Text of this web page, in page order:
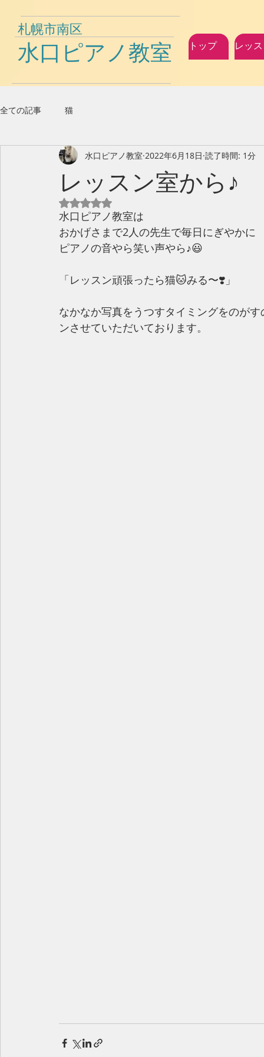
札幌市南区
水口ピアノ教室 トップ レッ
全ての記事 猫
レッスン室から♪
水口ピアノ教室 2022年6月18日 読了時間: 1分
5つ星のうちNaNと評価されています。
水口ピアノ教室は
おかげさまで2人の先生で毎日にぎやかに
ピアノの音やら笑い声やら♪😃
「レッスン頑張ったら猫🐱みる〜❣️」
なかなか写真をうつすタイミングをのが
ンさせていただいております。